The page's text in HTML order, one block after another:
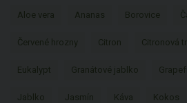
Aloe vera Ananas Borovice
Červené hrozny Citron Citronová
Eukalypt Granátové jablko
Jablko Jasmín Káva Kokos